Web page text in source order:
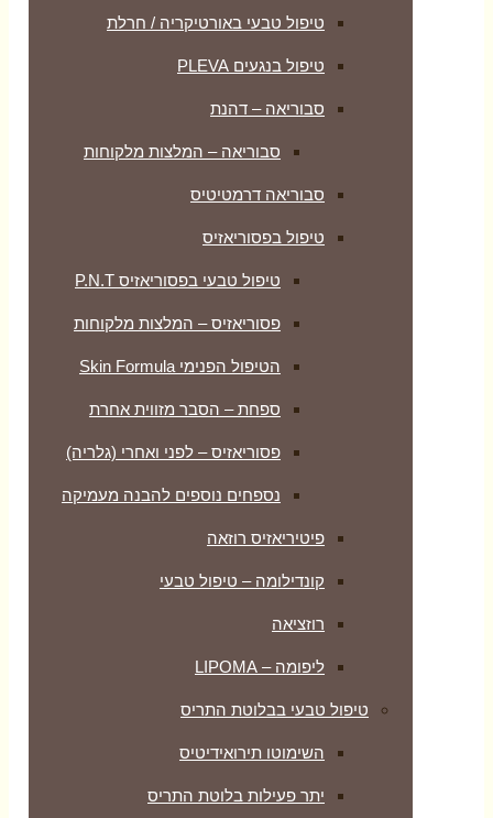
טיפול טבעי באורטיקריה / חרלת
טיפול בנגעים PLEVA
סבוריאה – דהנת
סבוריאה – המלצות מלקוחות
סבוריאה דרמטיטיס
טיפול בפסוריאזיס
טיפול טבעי בפסוריאזיס P.N.T
פסוריאזיס – המלצות מלקוחות
הטיפול הפנימי Skin Formula
ספחת – הסבר מזווית אחרת
פסוריאזיס – לפני ואחרי (גלריה)
נספחים נוספים להבנה מעמיקה
פיטיריאזיס רוזאה
קונדילומה – טיפול טבעי
רוזציאה
ליפומה – LIPOMA
טיפול טבעי בבלוטת התריס
השימוטו תירואידיטיס
יתר פעילות בלוטת התריס